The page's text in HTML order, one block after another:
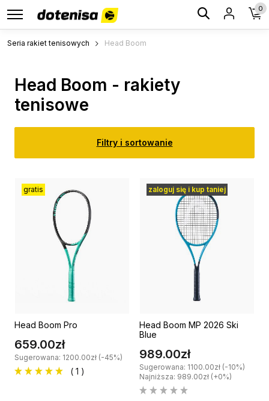
0
Seria rakiet tenisowych Head Boom
Head Boom - rakiety
tenisowe
Filtry i sortowanie
gratis
Head Boom Pro
659.00zł
Sugerowana: 1200.00zł (-45%)
( 1 )
zaloguj się i kup taniej
Head Boom MP 2026 Ski
Blue
989.00zł
Sugerowana: 1100.00zł (-10%)
Najniższa: 989.00zł (+0%)